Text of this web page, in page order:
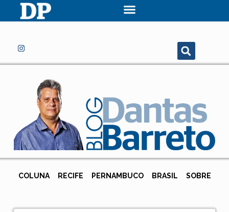
COLUNA RECIFE PERNAMBUCO BRASIL SOBRE